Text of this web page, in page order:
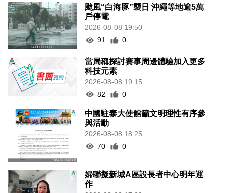
颱風“白海豚”襲日 沖繩等地逾5萬
戶停電
2026-08-08 19:50
91
0
當局稱探討賽事周邊體驗加入更多
科技元素
2026-08-08 19:15
82
0
中國駐泰大使館籲文明理性有序參
與活動
2026-08-08 18:25
70
0
婦聯擬新城A區設長者中心明年運
作